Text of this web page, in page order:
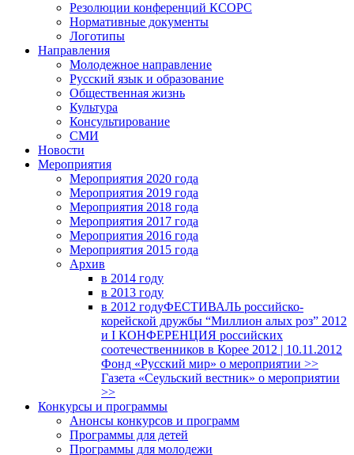
Резолюции конференций КСОРС
Нормативные документы
Логотипы
Направления
Молодежное направление
Русский язык и образование
Общественная жизнь
Культура
Консультирование
СМИ
Новости
Мероприятия
Мероприятия 2020 года
Мероприятия 2019 года
Мероприятия 2018 годa
Мероприятия 2017 года
Мероприятия 2016 года
Мероприятия 2015 года
Архив
в 2014 году
в 2013 году
в 2012 годуФЕСТИВАЛЬ российско-
корейской дружбы “Миллион алых роз” 2012
и I КОНФЕРЕНЦИЯ российских
соотечественников в Корее 2012 | 10.11.2012
Фонд «Русский мир» о мероприятии >>
Газета «Сеульский вестник» о мероприятии
>>
Конкурсы и программы
Анонсы конкурсов и программ
Программы для детей
Программы для молодежи